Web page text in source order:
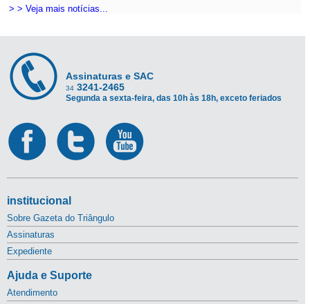
> > Veja mais notícias...
Assinaturas e SAC
34 3241-2465
Segunda a sexta-feira, das 10h às 18h, exceto feriados
institucional
Sobre Gazeta do Triângulo
Assinaturas
Expediente
Ajuda e Suporte
Atendimento